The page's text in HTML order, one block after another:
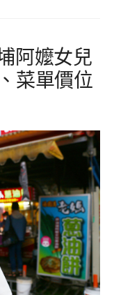
阿嬤女兒
菜單價位